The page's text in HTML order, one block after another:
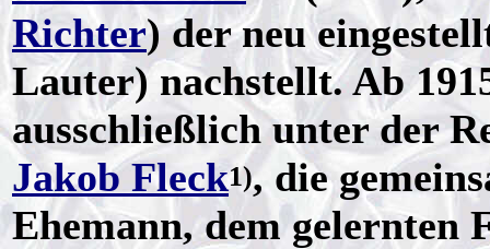
Richter) der neu
Lauter) nachstellt. Ab
ausschließlich unter der
Jakob Fleck1), die
Ehemann, dem gelernten